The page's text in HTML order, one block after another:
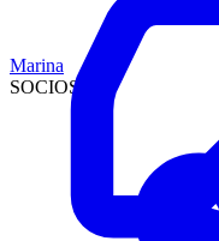
Marina
SOCIOS